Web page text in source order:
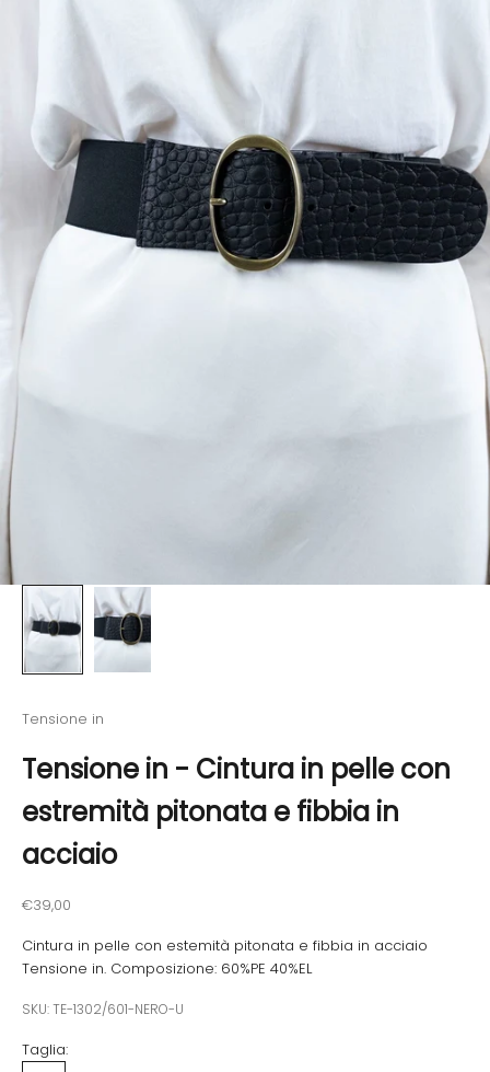
Tensione in
Tensione in - Cintura in pelle con
estremità pitonata e fibbia in
acciaio
Prezzo scontato
€39,00
Cintura in pelle con estemità pitonata e fibbia in acciaio
Tensione in. Composizione: 60%PE 40%EL
SKU: TE-1302/601-NERO-U
Taglia: